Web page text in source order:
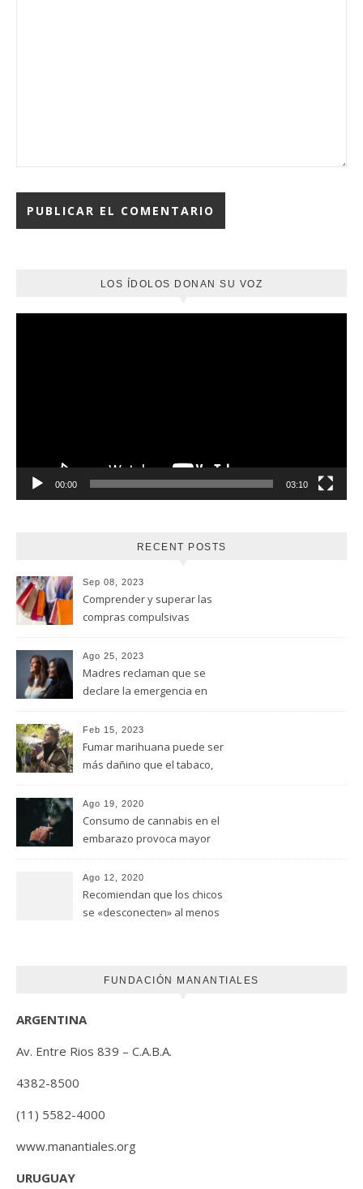
LOS ÍDOLOS DONAN SU VOZ
00:00 03:10
RECENT POSTS
Sep 08, 2023
Comprender y superar las
compras compulsivas
Ago 25, 2023
Madres reclaman que se
declare la emergencia en
Feb 15, 2023
Fumar marihuana puede ser
más dañino que el tabaco,
Universidad de Ottawa
Ago 19, 2020
Consumo de cannabis en el
embarazo provoca mayor
(FUNDACION MANANTIALES)
Ago 12, 2020
Recomiendan que los chicos
se «desconecten» al menos
FUNDACIÓN MANANTIALES
ARGENTINA
Av. Entre Rios 839 – C.A.B.A.
4382-8500
(11) 5582-4000
www.manantiales.org
URUGUAY